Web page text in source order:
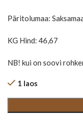
Päritolumaa:
KG Hind: 46,67
NB! kui on soovi
1 laos